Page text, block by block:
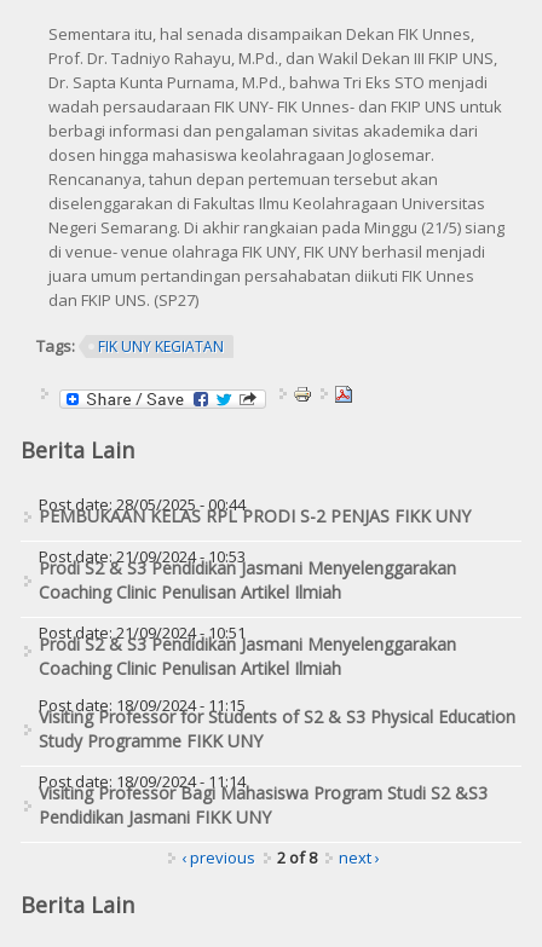
Sementara itu, hal senada disampaikan Dekan FIK Unnes,
Prof. Dr. Tadniyo Rahayu, M.Pd., dan Wakil Dekan III FKIP UNS,
Dr. Sapta Kunta Purnama, M.Pd., bahwa Tri Eks STO menjadi
wadah persaudaraan FIK UNY- FIK Unnes- dan FKIP UNS untuk
berbagi informasi dan pengalaman sivitas akademika dari
dosen hingga mahasiswa keolahragaan Joglosemar.
Rencananya, tahun depan pertemuan tersebut akan
diselenggarakan di Fakultas Ilmu Keolahragaan Universitas
Negeri Semarang. Di akhir rangkaian pada Minggu (21/5) siang
di venue- venue olahraga FIK UNY, FIK UNY berhasil menjadi
juara umum pertandingan persahabatan diikuti FIK Unnes
dan FKIP UNS. (SP27)
Tags: FIK UNY KEGIATAN
Berita Lain
Post date:28/05/2025 - 00:44
PEMBUKAAN KELAS RPL PRODI S-2 PENJAS FIKK UNY
Post date:21/09/2024 - 10:53
Prodi S2 & S3 Pendidikan Jasmani Menyelenggarakan
Coaching Clinic Penulisan Artikel Ilmiah
Post date:21/09/2024 - 10:51
Prodi S2 & S3 Pendidikan Jasmani Menyelenggarakan
Coaching Clinic Penulisan Artikel Ilmiah
Post date: 18/09/2024 - 11:15
Visiting Professor for Students of S2 & S3 Physical Education
Study Programme FIKK UNY
Post date: 18/09/2024 - 11:14
Visiting Professor Bagi Mahasiswa Program Studi S2 &S3
Pendidikan Jasmani FIKK UNY
‹ previous 2 of 8 next ›
Berita Lain